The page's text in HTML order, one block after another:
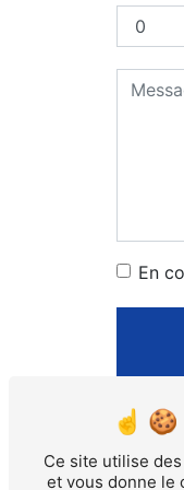
En
** Les
traitants
Ce site utilise
et vous donne le